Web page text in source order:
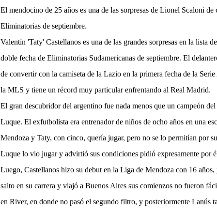
El mendocino de 25 años es una de las sorpresas de Lionel Scaloni de
Eliminatorias de septiembre.
Valentín 'Taty' Castellanos es una de las grandes sorpresas en la lista
doble fecha de Eliminatorias Sudamericanas de septiembre. El
de convertir con la camiseta de la Lazio en la primera fecha de la
la MLS y tiene un récord muy particular enfrentando al Real Madrid.
El gran descubridor del argentino fue nada menos que un campeón
Luque. El exfutbolista era entrenador de niños de ocho años en una
Mendoza y Taty, con cinco, quería jugar, pero no se lo permitían por
Luque lo vio jugar y advirtió sus condiciones pidió expresamente por
Luego, Castellanos hizo su debut en la Liga de Mendoza con 16
salto en su carrera y viajó a Buenos Aires sus comienzos no fueron
en River, en donde no pasó el segundo filtro, y posteriormente Lanús